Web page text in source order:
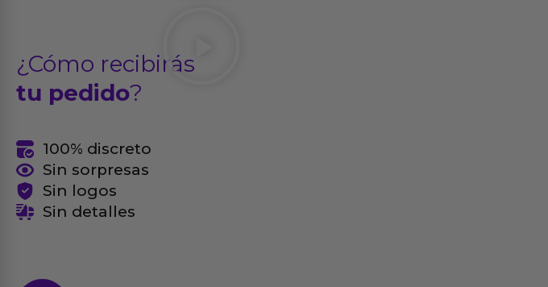
¿Cómo recibirás
tu pedido?
100% discreto
Sin sorpresas
Sin logos
Sin detalles